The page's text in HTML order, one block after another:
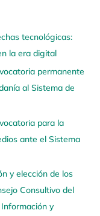
tecnológicas:
la era digital
permanente
al Sistema de
para la
ante el Sistema
y elección de los
Consultivo del
y